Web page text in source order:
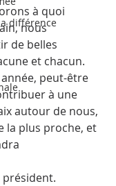
différence
à quoi
nous
de belles
et chacun.
peut-être
à une
autour de nous,
la plus proche, et